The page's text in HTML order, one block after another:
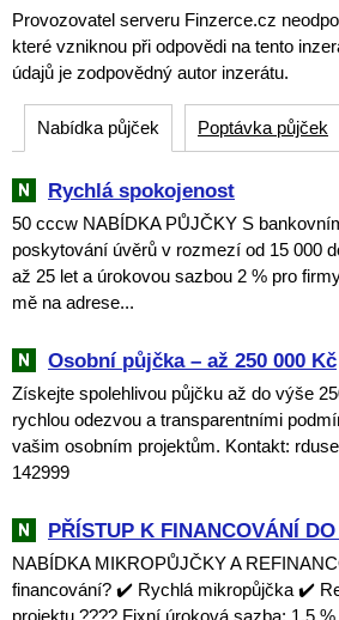
Provozovatel serveru Finzerce.cz
které vzniknou při odpovědi na tento
údajů je zodpovědný autor inzerátu.
Nabídka půjček Poptávka půjček
Rychlá spokojenost
50 cccw NABÍDKA PŮJČKY S
poskytování úvěrů v rozmezí od 15 000
až 25 let a úrokovou sazbou 2 % pro
mě na adrese...
Osobní půjčka – až 250 000 Kč
Získejte spolehlivou půjčku až do výše
rychlou odezvou a transparentními
vašim osobním projektům. Kontakt:
142999
PŘÍSTUP K FINANCOVÁNÍ
NABÍDKA MIKROPŮJČKY A
financování? ✔️ Rychlá mikropůjčka ✔️
projektu ???? Fixní úroková sazba: 1,5